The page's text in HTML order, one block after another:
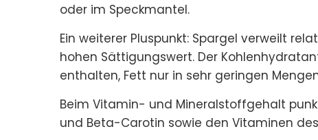
oder im Speckmantel.
Ein weiterer Pluspunkt: Spargel verweilt
hohen Sättigungswert. Der
enthalten, Fett nur in sehr geringen
Beim Vitamin- und Mineralstoffgehalt
und Beta-Carotin sowie den Vitaminen